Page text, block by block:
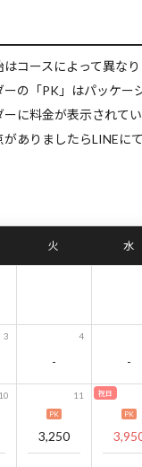
コースによって異な
の「PK」はパッケー
に料金が表示されて
ありましたらLINEに
火 水
3 4
- -
10 11
PK
3,250
祝日
PK